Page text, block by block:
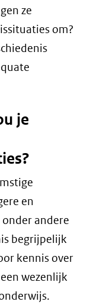
ze
om?
je
en
andere
begrijpelijk
kennis over
wezenlijk